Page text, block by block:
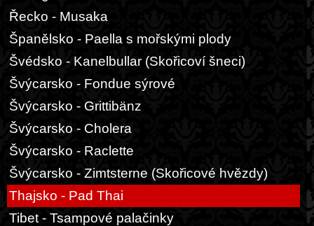
Řecko - Musaka
Španělsko - Paella s mořskými plody
Švédsko - Kanelbullar (Skořicoví šneci)
Švýcarsko - Fondue sýrové
Švýcarsko - Grittibänz
Švýcarsko - Cholera
Švýcarsko - Raclette
Švýcarsko - Zimtsterne (Skořicové hvězdy)
Thajsko - Pad Thai
Tibet - Tsampové palačinky